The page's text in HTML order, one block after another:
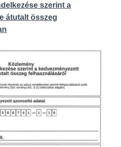
szerint a
átutalt összeg